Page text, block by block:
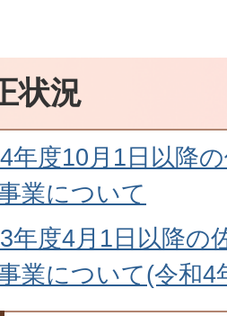
状況
4年度10月1日以降
業について
3年度4月1日以降の
業について(令和4